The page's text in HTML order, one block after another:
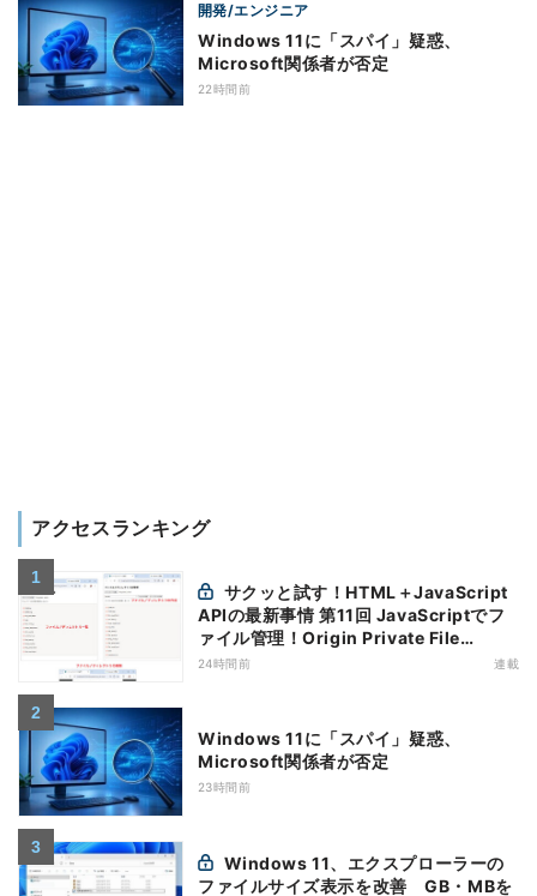
開発/エンジニア
Windows 11に「スパイ」疑惑、
Microsoft関係者が否定
22時間前
アクセスランキング
APIの最新事情 第11回 JavaScriptでフ
ァイル管理！Origin Private File
Systemを活用する
24時間前 連載
Windows 11に「スパイ」疑惑、
Microsoft関係者が否定
23時間前
ファイルサイズ表示を改善 GB・MBを